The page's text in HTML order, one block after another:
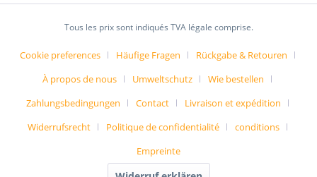
Tous les prix sont indiqués TVA légale comprise.
Cookie preferences Häufige Fragen
Rückgabe & Retouren
À propos de nous
Umweltschutz
Wie bestellen
Zahlungsbedingungen
Contact
Livraison et expédition
Widerrufsrecht
Politique de confidentialité
conditions
Empreinte